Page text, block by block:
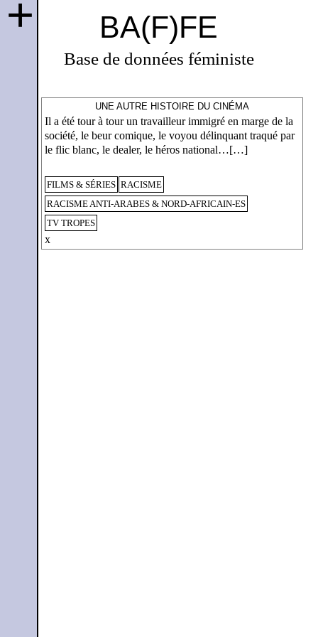
BA(F)FE
Base de données féministe
+
UNE AUTRE HISTOIRE DU CINÉMA
Il a été tour à tour un travailleur immigré en marge de la
société, le beur comique, le voyou délinquant traqué par
le flic blanc, le dealer, le héros national…[…]
FILMS & SÉRIES RACISME
RACISME ANTI-ARABES & NORD-AFRICAIN-ES
TV TROPES
x